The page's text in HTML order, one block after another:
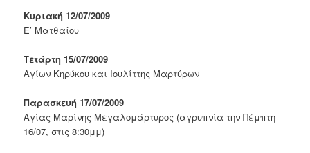
Κυριακή 12/07/2009
Ε’ Ματθαίου
Τετάρτη 15/07/2009
Αγίων Κηρύκου και Ιουλίττης Μαρτύρων
Παρασκευή 17/07/2009
Αγίας Μαρίνης Μεγαλομάρτυρος (αγρυπνία την Πέμπτη
16/07, στις 8:30μμ)